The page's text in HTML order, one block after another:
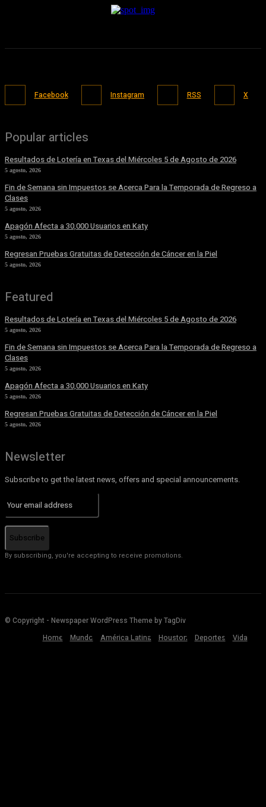
Facebook Instagram RSS X
Popular articles
Resultados de Lotería en Texas del Miércoles 5 de Agosto de 2026
5 agosto, 2026
Fin de Semana sin Impuestos se Acerca Para la Temporada de Regreso a
Clases
5 agosto, 2026
Apagón Afecta a 30,000 Usuarios en Katy
5 agosto, 2026
Regresan Pruebas Gratuitas de Detección de Cáncer en la Piel
5 agosto, 2026
Featured
Resultados de Lotería en Texas del Miércoles 5 de Agosto de 2026
5 agosto, 2026
Fin de Semana sin Impuestos se Acerca Para la Temporada de Regreso a
Clases
5 agosto, 2026
Apagón Afecta a 30,000 Usuarios en Katy
5 agosto, 2026
Regresan Pruebas Gratuitas de Detección de Cáncer en la Piel
5 agosto, 2026
Newsletter
Subscribe to get the latest news, offers and special announcements.
Subscribe
By subscribing, you're accepting to receive promotions.
© Copyright - Newspaper WordPress Theme by TagDiv
Home
Mundo América Latina Houston Deportes Vida